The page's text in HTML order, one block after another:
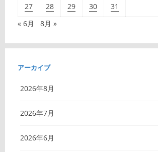
27 28 29 30
31
« 6月
8月 »
アーカイブ
2026年8月
2026年7月
2026年6月